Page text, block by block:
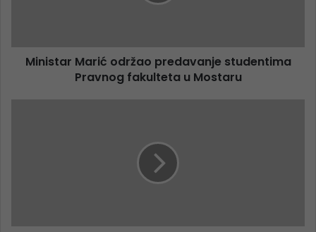
Ministar Marić održao predavanje studentima
Pravnog fakulteta u Mostaru